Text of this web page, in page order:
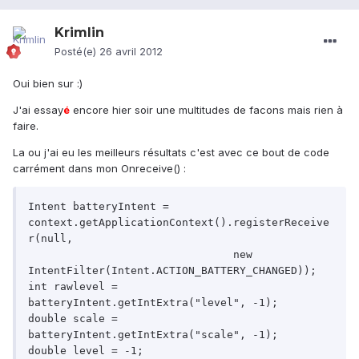
Krimlin
Posté(e) 26 avril 2012
Oui bien sur :)
J'ai essayé encore hier soir une multitudes de facons mais rien à
faire.
La ou j'ai eu les meilleurs résultats c'est avec ce bout de code
carrément dans mon Onreceive() :
Intent batteryIntent =
context.getApplicationContext().registerReceive
r(null,
IntentFilter(Intent.ACTION_BATTERY_CHANGED));
int rawlevel =
batteryIntent.getIntExtra("level", -1);
double scale =
batteryIntent.getIntExtra("scale", -1);
double level = -1;